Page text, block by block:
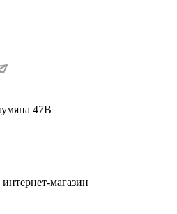
47В
магазин